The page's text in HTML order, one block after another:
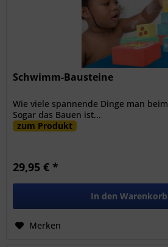
Schwimm-Bausteine
Wie viele spannende Dinge man
Sogar das Bauen ist...
zum Produkt
29,95 € *
In den Warenkorb
Merken